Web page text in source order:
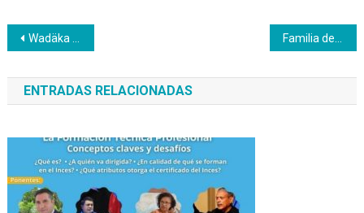
Navegación
de
entradas
Wadäka reprograma su semana aniversario
ENTRADAS RELACIONADAS